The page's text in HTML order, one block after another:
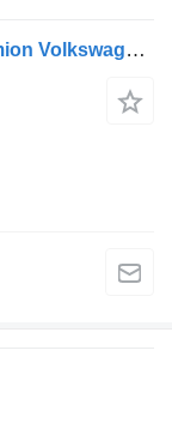
Centralina Bosch 074906021P per camion Volkswagen LT 1995>